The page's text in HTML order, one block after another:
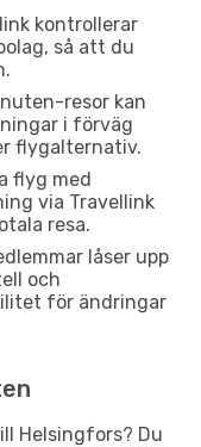
kontrollerar
så att du
resor kan
i förväg
flygalternativ.
flyg med
via Travellink
resa.
låser upp
och
för ändringar
Helsingfors? Du